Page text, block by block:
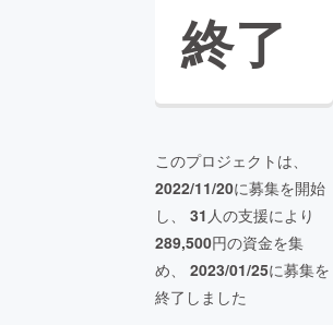
終了
このプロジェクトは、
2022/11/20に募集を開始
し、 31 人の支援により
289,500円の資金を集
め、 2023/01/25に募集を
終了しました